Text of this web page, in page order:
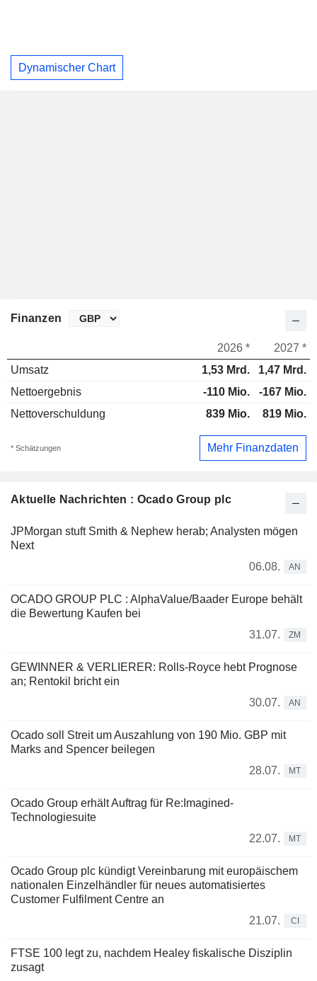
Dynamischer Chart
Aktuelle Nachrichten : Ocado Group plc
JPMorgan stuft Smith & Nephew herab; Analysten mögen
Next
06.08.
AN
OCADO GROUP PLC : AlphaValue/Baader Europe behält
die Bewertung Kaufen bei
31.07.
ZM
GEWINNER & VERLIERER: Rolls-Royce hebt Prognose
an; Rentokil bricht ein
30.07.
AN
Ocado soll Streit um Auszahlung von 190 Mio. GBP mit
Marks and Spencer beilegen
28.07.
MT
Ocado Group erhält Auftrag für Re:Imagined-
Technologiesuite
22.07.
MT
Ocado Group plc kündigt Vereinbarung mit europäischem
nationalen Einzelhändler für neues automatisiertes
Customer Fulfilment Centre an
21.07.
CI
FTSE 100 legt zu, nachdem Healey fiskalische Disziplin
zusagt
Finanzen
2026 *
2027 *
Umsatz
1,53 Mrd.
1,47 Mrd.
Nettoergebnis
-110 Mio.
-167 Mio.
Nettoverschuldung
839 Mio. 819 Mio.
* Schätzungen Mehr Finanzdaten